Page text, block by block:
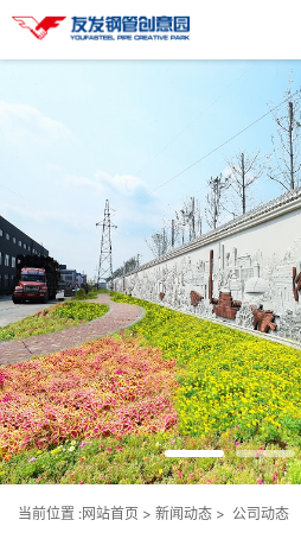
当前位置 :网站首页 > 新闻动态 > 公司动态